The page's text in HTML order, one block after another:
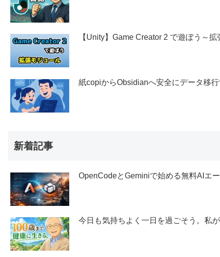
【Unity】Game Creator 2 で遊ぼう～
紙copiからObsidianへ安全にデータ移
新着記事
OpenCodeとGeminiで始める無料AIエ
今日も気持ちよく一日を過ごそう。私